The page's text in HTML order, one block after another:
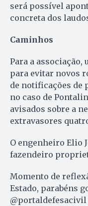
será possível
concreta dos
Caminhos
Para a
para evitar novos
de notificações de
no caso de
avisados sobre a
extravasores
O engenheiro Elio
fazendeiro
Momento de
Estado, parabéns
@portaldefesacivil